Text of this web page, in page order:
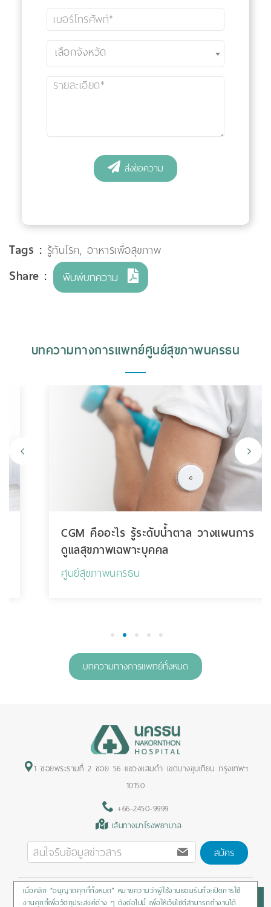
Tags : รู้ทันโรค, อาหารเพื่อสุขภาพ
Share : พิมพ์บทความ
บทความทางการแพทย์ศูนย์สุขภาพนครธน
CGM คืออะไร รู้ระดับน้ำตาล วางแผนการ
ดูแลสุขภาพเฉพาะบุคคล
ศูนย์สุขภาพนครธน
1 2 3 4 5
บทความทางการแพทย์ทั้งหมด
1 ซอยพระรามที่ 2 ซอย 56 แขวงแสมดำ เขตบางขุนเทียน กรุงเทพฯ
10150
+66-2450-9999
เส้นทางมาโรงพยาบาล
สมัคร
Privacy Policy/Cookies Policy/Sitemap/สิทธิผู้ป่วย
เมื่อคลิก “อนุญาตคุกกี้ทั้งหมด” หมายความว่าผู้ใช้งานยอมรับที่จะเปิดการใช้
งานคุกกี้เพื่อวัตถุประสงค์ต่าง ๆ ดังต่อไปนี้ เพื่อให้เว็บไซต์สามารถทำงานได้